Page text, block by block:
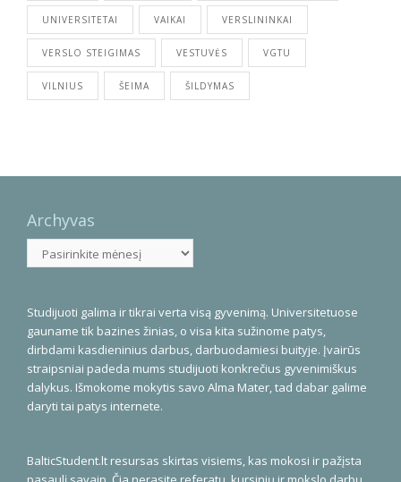
UNIVERSITETAI VAIKAI VERSLININKAI
VERSLO STEIGIMAS VESTUVĖS VGTU
VILNIUS ŠEIMA ŠILDYMAS
Archyvas
Studijuoti galima ir tikrai verta visą gyvenimą. Universitetuose
gauname tik bazines žinias, o visa kita sužinome patys,
dirbdami kasdieninius darbus, darbuodamiesi buityje. Įvairūs
straipsniai padeda mums studijuoti konkrečius gyvenimiškus
dalykus. Išmokome mokytis savo Alma Mater, tad dabar galime
daryti tai patys internete.
BalticStudent.lt resursas skirtas visiems, kas mokosi ir pažįsta